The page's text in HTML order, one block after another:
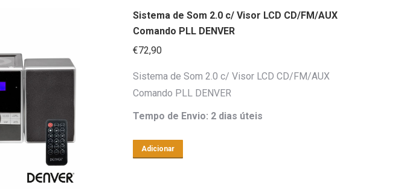
Sistema de Som 2.0 c/ Visor LCD CD/FM/AUX
Comando PLL DENVER
€72,90
Sistema de Som 2.0 c/ Visor LCD CD/FM/AUX
Comando PLL DENVER
Tempo de Envio: 2 dias úteis
Adicionar